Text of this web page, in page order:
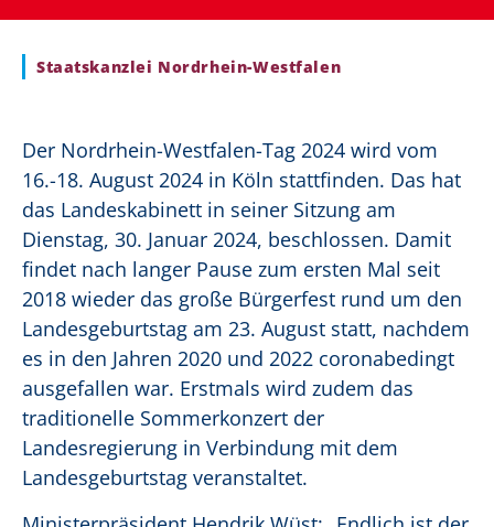
Staatskanzlei Nordrhein-Westfalen
Der Nordrhein-Westfalen-Tag 2024 wird vom
16.-18. August 2024 in Köln stattfinden. Das hat
das Landeskabinett in seiner Sitzung am
Dienstag, 30. Januar 2024, beschlossen. Damit
findet nach langer Pause zum ersten Mal seit
2018 wieder das große Bürgerfest rund um den
Landesgeburtstag am 23. August statt, nachdem
es in den Jahren 2020 und 2022 coronabedingt
ausgefallen war. Erstmals wird zudem das
traditionelle Sommerkonzert der
Landesregierung in Verbindung mit dem
Landesgeburtstag veranstaltet.